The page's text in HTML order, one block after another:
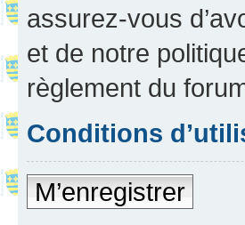
assurez-vous
et de notre
règlement du
Conditions
M’enregistrer